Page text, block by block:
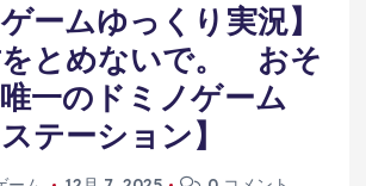
ームゆっくり実況】
をとめないで。 おそ
一のドミノゲーム
テーション】